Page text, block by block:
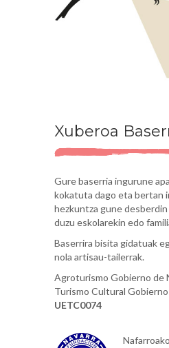
Xuberoa
Gure baserria ingurune
kokatuta dago eta bertan
hezkuntza gune
duzu eskolarekin edo
Baserrira bisita gidatuak
nola artisau-tailerrak.
Agroturismo Gobierno de
Turismo Cultural
UETC0074